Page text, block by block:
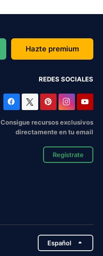
Hazte premium
REDES SOCIALES
Consigue recursos exclusivos
directamente en tu email
Regístrate
Español